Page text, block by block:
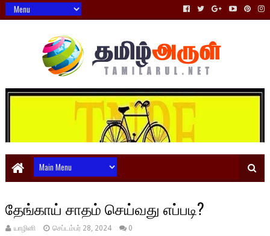
தேங்காய் சாதம் செய்வது எப்படி?
யாழினி செப்டம்பர் 28, 2024 0